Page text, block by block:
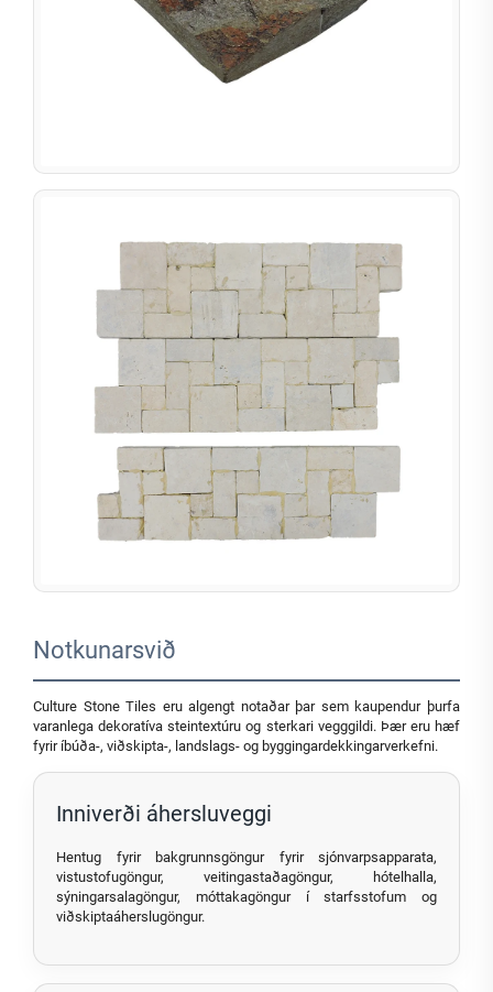
Notkunarsvið
Culture Stone Tiles eru algengt notaðar þar sem kaupendur þurfa
varanlega dekoratíva steintextúru og sterkari vegggildi. Þær eru hæf
fyrir íbúða-, viðskipta-, landslags- og byggingardekkingarverkefni.
Inniverði áhersluveggi
Hentug fyrir bakgrunnsgöngur fyrir sjónvarpsapparata,
vistustofugöngur, veitingastaðagöngur, hótelhalla,
sýningarsalagöngur, móttakagöngur í starfsstofum og
viðskiptaáherslugöngur.